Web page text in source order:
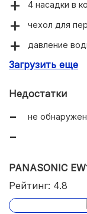
4 насадки в
чехол для
давление
заряжается в
Загрузить еще
Недостатки
не
PANASONIC
Рейтинг: 4.8